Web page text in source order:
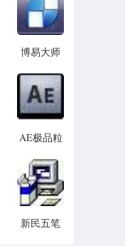
博易大师
AE极品粒
(Trapcode
Particular)
新民五笔